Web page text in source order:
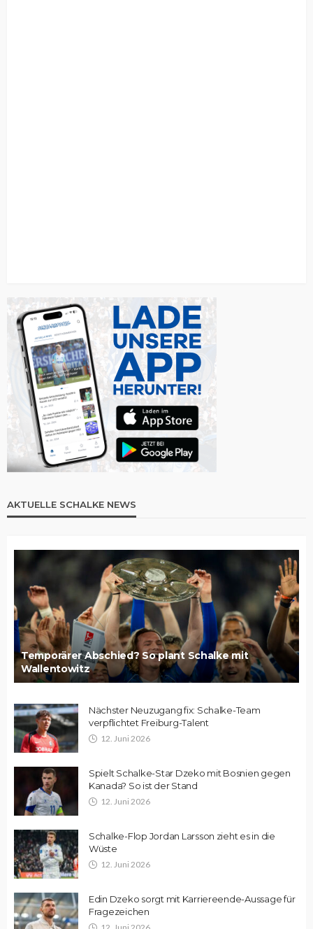
AKTUELLE SCHALKE NEWS
Temporärer Abschied? So plant Schalke mit
Wallentowitz
Nächster Neuzugang fix: Schalke-Team
verpflichtet Freiburg-Talent
12. Juni 2026
Spielt Schalke-Star Dzeko mit Bosnien gegen
Kanada? So ist der Stand
12. Juni 2026
Schalke-Flop Jordan Larsson zieht es in die
Wüste
12. Juni 2026
Edin Dzeko sorgt mit Karriereende-Aussage für
Fragezeichen